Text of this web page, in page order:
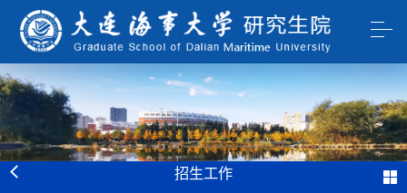
招生工作